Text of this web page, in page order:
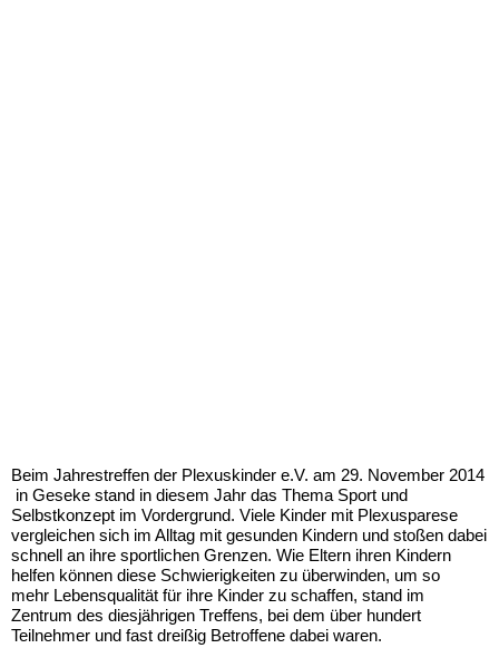
Beim Jahrestreffen der Plexuskinder e.V. am 29. November 2014
in Geseke stand in diesem Jahr das Thema Sport und
Selbstkonzept im Vordergrund. Viele Kinder mit Plexusparese
vergleichen sich im Alltag mit gesunden Kindern und stoßen dabei
schnell an ihre sportlichen Grenzen. Wie Eltern ihren Kindern
helfen können diese Schwierigkeiten zu überwinden, um so
mehr Lebensqualität für ihre Kinder zu schaffen, stand im
Zentrum des diesjährigen Treffens, bei dem über hundert
Teilnehmer und fast dreißig Betroffene dabei waren.